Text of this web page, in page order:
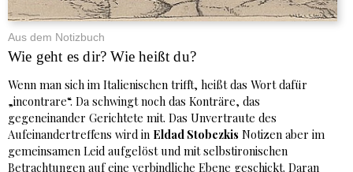
Aus dem Notizbuch
Wie geht es dir? Wie heißt du?
Wenn man sich im Italienischen trifft, heißt das Wort dafür
„incontrare“. Da schwingt noch das Konträre, das
gegeneinander Gerichtete mit. Das Unvertraute des
Aufeinandertreffens wird in Eldad Stobezkis Notizen aber im
gemeinsamen Leid aufgelöst und mit selbstironischen
Betrachtungen auf eine verbindliche Ebene geschickt. Daran